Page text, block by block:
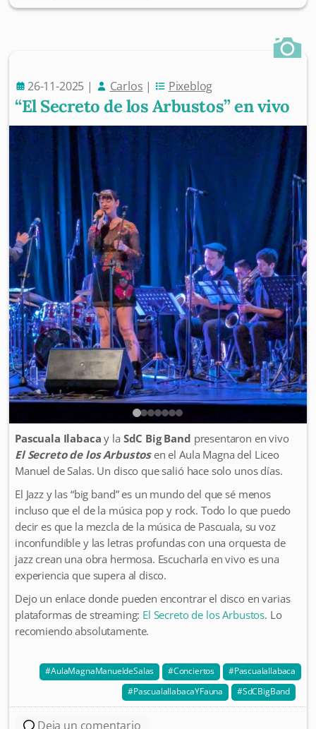
26-11-2025 | Carlos | Pixeblog
“El Secreto de los Arbustos” en vivo
Pascuala Ilabaca y la SdC Big Band presentaron en vivo
El Secreto de los Arbustosen el Aula Magna del Liceo
Manuel de Salas. Un disco que salió hace solo unos días.
El Jazz y las “big band” es un mundo del que sé menos
incluso que el de la música pop y rock. Todo lo que puedo
decir es que la mezcla de la música de Pascuala, su voz
inconfundible y las letras profundas con una orquesta de
jazz crean una obra hermosa. Escucharla en vivo es una
experiencia que supera al disco.
Dejo un enlace donde pueden encontrar el disco en varias
plataformas de streaming: El Secreto de los Arbustos. Lo
recomiendo absolutamente.
AulaMagnaManueldeSalas Conciertos
PascualaIlabaca
PascualaIlabacaYFauna
SdCBigBand
Deja un comentario